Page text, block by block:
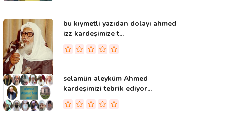
bu kıymetli yazıdan dolayı ahmed
izz kardeşimize t...
selamün aleyküm Ahmed
kardeşimizi tebrik ediyor...